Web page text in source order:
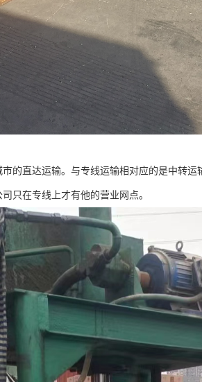
的直达运输。与专线运输相对应的是中转
只在专线上才有他的营业网点。